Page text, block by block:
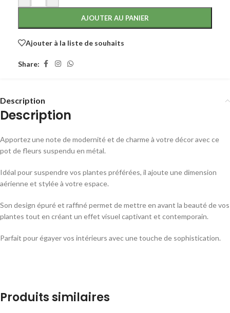
AJOUTER AU PANIER
Ajouter à la liste de souhaits
Share:
Description
Description
Apportez une note de modernité et de charme à votre décor avec ce
pot de fleurs suspendu en métal.
Idéal pour suspendre vos plantes préférées, il ajoute une dimension
aérienne et stylée à votre espace.
Son design épuré et raffiné permet de mettre en avant la beauté de vos
plantes tout en créant un effet visuel captivant et contemporain.
Parfait pour égayer vos intérieurs avec une touche de sophistication.
Produits similaires